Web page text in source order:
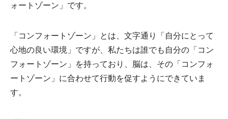
ォートゾーン」です。
「コンフォートゾーン」とは、文字通り「自分にとって
心地の良い環境」ですが、私たちは誰でも自分の「コン
フォートゾーン」を持っており、脳は、その「コンフォ
ートゾーン」に合わせて行動を促すようにできていま
す。